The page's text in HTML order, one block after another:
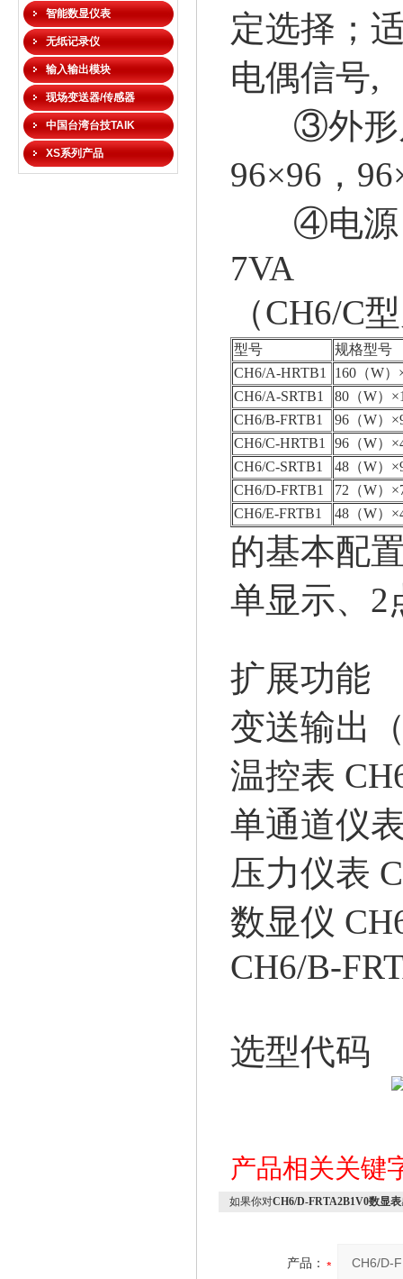
智能数显仪表
无纸记录仪
输入输出模块
现场变送器/传感器
中国台湾台技TAIK
XS系列产品
定选择；
电偶信号,
③外形尺
96×96，
④电源：
7VA
（CH6/C
型号
规格型号
CH6/A-HRTB1
160（W
CH6/A-SRTB1
80（W）
CH6/B-FRTB1
96（W）
CH6/C-HRTB1
96（W）
CH6/C-SRTB1
48（W）
CH6/D-FRTB1
72（W）
CH6/E-FRTB1
48（W）
的基本配
单显示、2
扩展功能
变送输出
温控表
单通道仪
压力仪表
数显仪
CH6/B-
选型代码
产品相关关键
如果你对CH6/D-FRTA2B1V0数显表
产品：